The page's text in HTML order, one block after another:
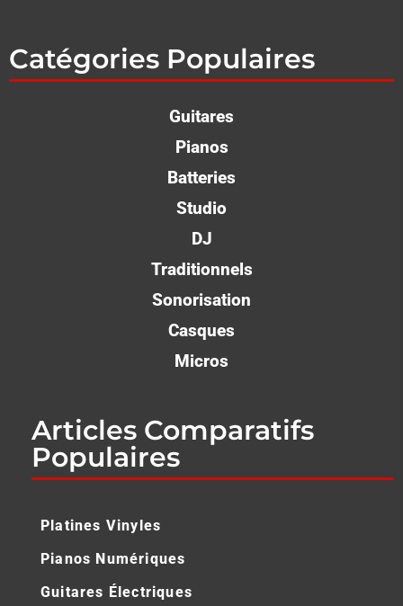
Catégories Populaires
Guitares
Pianos
Batteries
Studio
DJ
Traditionnels
Sonorisation
Casques
Micros
Articles Comparatifs
Populaires
Platines Vinyles
Pianos Numériques
Guitares Électriques